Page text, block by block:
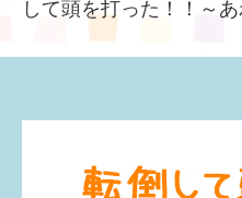
して頭を打った！！～
もしものときの
届出・手当・助